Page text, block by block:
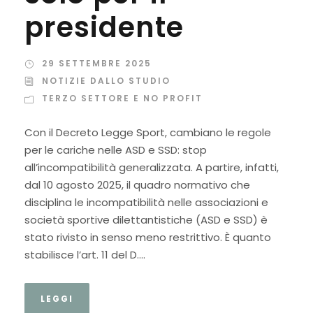
presidente
29 SETTEMBRE 2025
NOTIZIE DALLO STUDIO
TERZO SETTORE E NO PROFIT
Con il Decreto Legge Sport, cambiano le regole
per le cariche nelle ASD e SSD: stop
all’incompatibilità generalizzata. A partire, infatti,
dal 10 agosto 2025, il quadro normativo che
disciplina le incompatibilità nelle associazioni e
società sportive dilettantistiche (ASD e SSD) è
stato rivisto in senso meno restrittivo. È quanto
stabilisce l’art. 11 del D....
LEGGI